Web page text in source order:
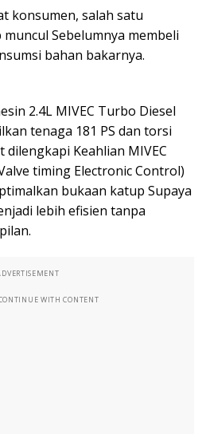
konsumen, salah satu
Sebelumnya membeli
bahan bakarnya.
2.4L MIVEC Turbo Diesel
tenaga 181 PS dan torsi
Keahlian MIVEC
timing Electronic Control)
bukaan katup Supaya
lebih efisien tanpa
WITH CONTENT